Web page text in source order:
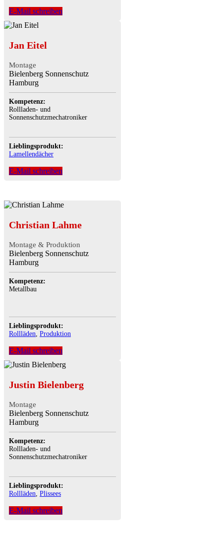
E-Mail schreiben
Jan Eitel
Montage
Bielenberg Sonnenschutz
Hamburg
Kompetenz:
Rollladen- und
Sonnenschutzmechatroniker
Lieblingsprodukt:
Lamellendächer
E-Mail schreiben
Christian Lahme
Montage & Produktion
Bielenberg Sonnenschutz
Hamburg
Kompetenz:
Metallbau
Lieblingsprodukt:
Rollläden Produktion
E-Mail schreiben
Justin Bielenberg
Montage
Bielenberg Sonnenschutz
Hamburg
Kompetenz:
Rollladen- und
Sonnenschutzmechatroniker
Lieblingsprodukt:
Rollläden Plissees
E-Mail schreiben